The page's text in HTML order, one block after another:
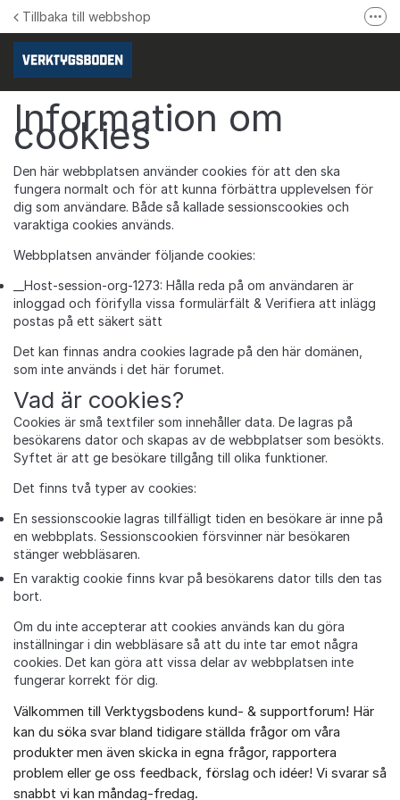
Hoppa till innehåll
Tillbaka till webbshop
Se våra produktvideos
Information om
cookies
Den här webbplatsen använder cookies för att den ska
fungera normalt och för att kunna förbättra upplevelsen för
dig som användare. Både så kallade sessionscookies och
varaktiga cookies används.
Webbplatsen använder följande cookies:
__Host-session-org-1273: Hålla reda på om användaren är
inloggad och förifylla vissa formulärfält & Verifiera att inlägg
postas på ett säkert sätt
Det kan finnas andra cookies lagrade på den här domänen,
som inte används i det här forumet.
Vad är cookies?
Cookies är små textfiler som innehåller data. De lagras på
besökarens dator och skapas av de webbplatser som besökts.
Syftet är att ge besökare tillgång till olika funktioner.
Det finns två typer av cookies:
En sessionscookie lagras tillfälligt tiden en besökare är inne på
en webbplats. Sessionscookien försvinner när besökaren
stänger webbläsaren.
En varaktig cookie finns kvar på besökarens dator tills den tas
bort.
Om du inte accepterar att cookies används kan du göra
inställningar i din webbläsare så att du inte tar emot några
cookies. Det kan göra att vissa delar av webbplatsen inte
fungerar korrekt för dig.
Om forumet
Välkommen till Verktygsbodens kund- & supportforum! Här
kan du söka svar bland tidigare ställda frågor om våra
produkter men även skicka in egna frågor, rapportera
problem eller ge oss feedback, förslag och idéer! Vi svarar så
snabbt vi kan måndag-fredag.